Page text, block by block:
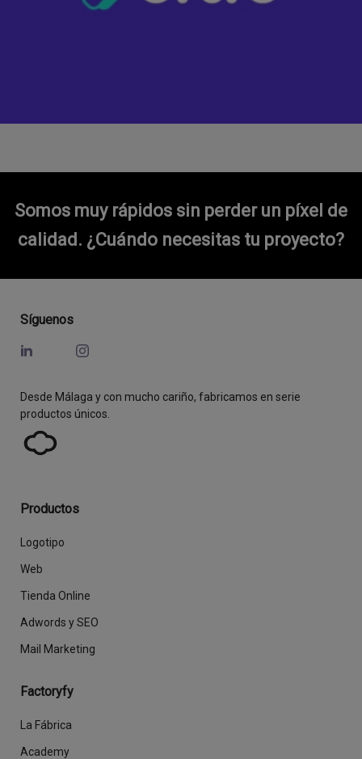
Somos muy rápidos sin perder un píxel de
calidad. ¿Cuándo necesitas tu proyecto?
Síguenos
Desde Málaga y con mucho cariño, fabricamos en serie
productos únicos.
Productos
Logotipo
Web
Tienda Online
Adwords y SEO
Mail Marketing
Factoryfy
La Fábrica
Academy